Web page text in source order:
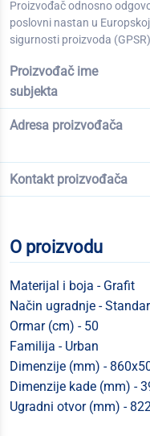
Proizvođač odnosno
poslovni nastan u
sigurnosti proizvoda (GPSR)
Proizvođač ime
subjekta
Adresa proizvođača
Kontakt proizvođača
O proizvodu
Materijal i boja - Grafit
Način ugradnje -
Ormar (cm) - 50
Familija - Urban
Dimenzije (mm) -
Dimenzije kade (mm) -
Ugradni otvor (mm) -